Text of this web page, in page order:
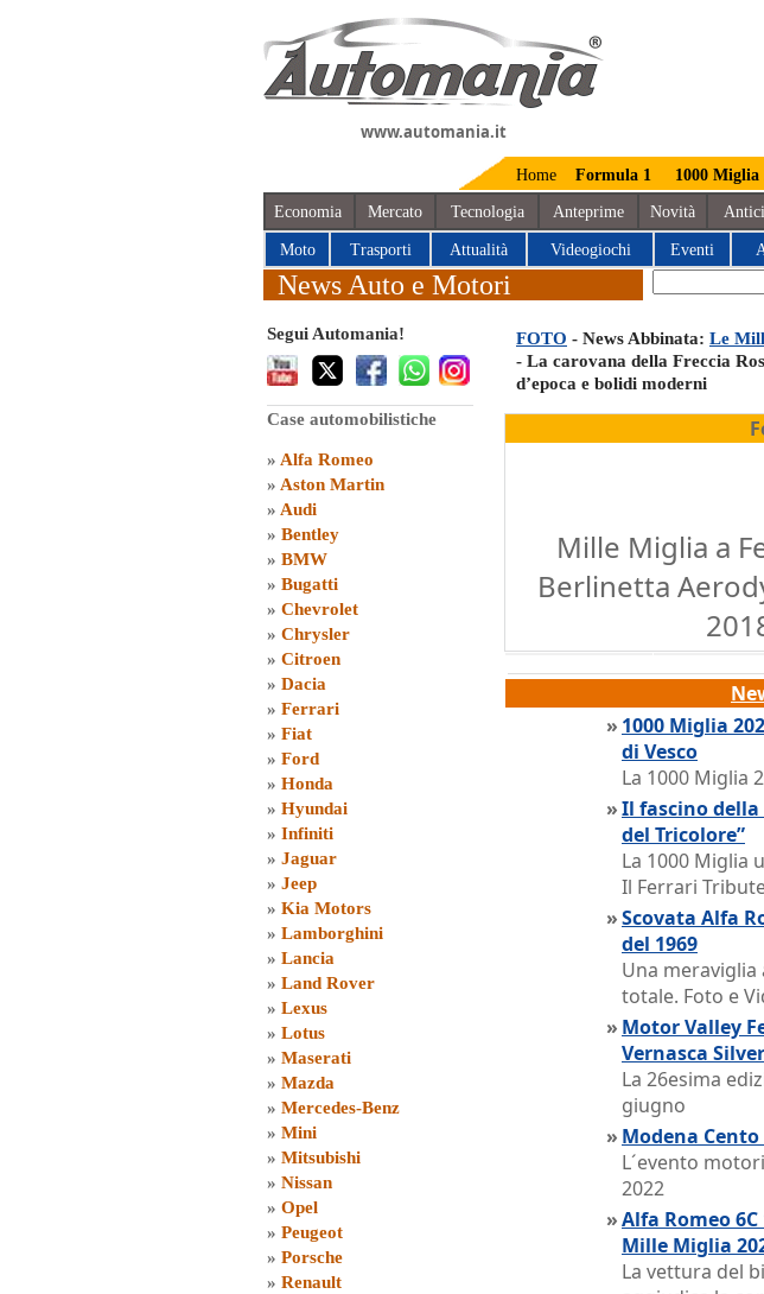
www.automania.it
Home Formula 1 1000 Miglia
Economia Mercato Tecnologia Anteprime Novità
Moto Trasporti Attualità Videogiochi Eventi
News Auto e Motori
Segui Automania!
Case automobilistiche
» Alfa Romeo
» Aston Martin
» Audi
» Bentley
» BMW
» Bugatti
» Chevrolet
» Chrysler
» Citroen
» Dacia
» Ferrari
» Fiat
» Ford
» Honda
» Hyundai
» Infiniti
» Jaguar
» Jeep
» Kia Motors
» Lamborghini
» Lancia
» Land Rover
» Lexus
» Lotus
» Maserati
» Mazda
» Mercedes-Benz
» Mini
» Mitsubishi
» Nissan
» Opel
» Peugeot
» Porsche
» Renault
FOTO - News Abbinata: Le
- La carovana della Freccia
d’epoca e bolidi moderni
Mille Miglia a
Berlinetta
» 1000 Miglia
di Vesco
La 1000 Miglia
»Il fascino della
del Tricolore”
La 1000 Miglia
Il Ferrari
»Scovata Alfa
del 1969
Una
totale. Foto e
» Motor Valley
Vernasca
La 26esima
giugno
» Modena
L´evento
2022
»Alfa Romeo
Mille Miglia
La vettura del